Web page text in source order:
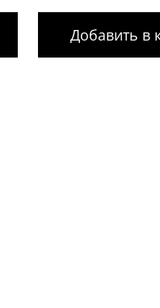
Добавить в